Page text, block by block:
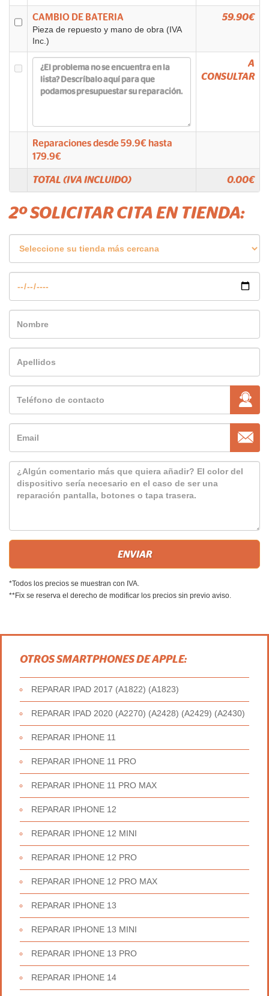
CAMBIO DE BATERIA
Pieza de repuesto y mano de obra (IVA
Inc.)
59.90€
A
CONSULTAR
Reparaciones desde59.9€ hasta
179.9€
TOTAL (IVA INCLUIDO) 0.00€
2º SOLICITAR CITA EN TIENDA:
*Todos los precios se muestran con IVA.
**Fix se reserva el derecho de modificar los precios sin previo aviso.
OTROS SMARTPHONES DE APPLE:
REPARAR IPAD 2017 (A1822) (A1823)
REPARAR IPAD 2020 (A2270) (A2428) (A2429) (A2430)
REPARAR IPHONE 11
REPARAR IPHONE 11 PRO
REPARAR IPHONE 11 PRO MAX
REPARAR IPHONE 12
REPARAR IPHONE 12 MINI
REPARAR IPHONE 12 PRO
REPARAR IPHONE 12 PRO MAX
REPARAR IPHONE 13
REPARAR IPHONE 13 MINI
REPARAR IPHONE 13 PRO
REPARAR IPHONE 14